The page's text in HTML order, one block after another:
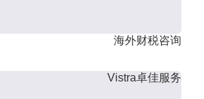
海外财税咨询
Vistra卓佳服务